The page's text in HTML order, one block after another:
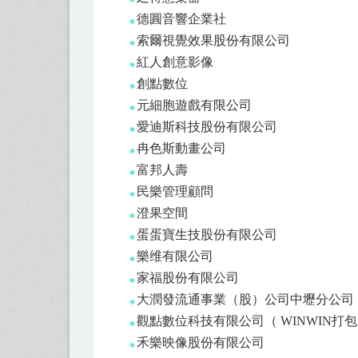
◉ 德圓音響企業社
◉ 索爾視覺效果股份有限公司
◉ 紅人創意影像
◉ 創點數位
◉ 元細胞遊戲有限公司
◉ 愛迪斯科技股份有限公司
◉ 冉色斯動畫公司
◉ 富邦人壽
◉ 民樂管理顧問
◉ 澄果空間
◉ 蛋蛋寶生技股份有限公司
◉ 樂维有限公司
◉ 家福股份有限公司
◉ 大潤發流通事業（股）公司中壢分公司
◉ 觀點數位科技有限公司（ WINWIN打
◉ 禾樂映像股份有限公司